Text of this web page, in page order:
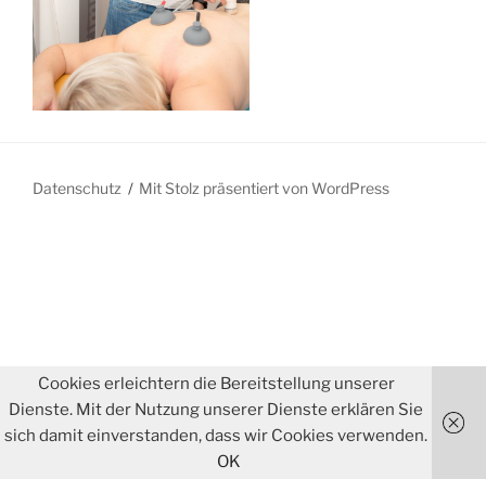
Datenschutz Mit Stolz präsentiert von WordPress
Cookies erleichtern die Bereitstellung unserer
Dienste. Mit der Nutzung unserer Dienste erklären Sie
sich damit einverstanden, dass wir Cookies verwenden.
OK